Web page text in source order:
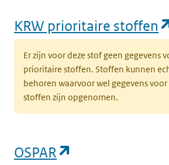
KRW prioritaire stoffen
Er zijn voor deze stof geen gegevens
prioritaire stoffen. Stoffen kunnen
behoren waarvoor wel gegevens
stoffen zijn opgenomen.
OSPAR